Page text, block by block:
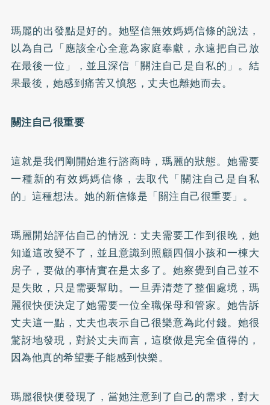
瑪麗的出發點是好的。她堅信無效媽媽信條的說法，
以為自己「應該全心全意為家庭奉獻，永遠把自己放
在最後一位」，並且深信「關注自己是自私的」。結
果最後，她感到痛苦又憤怒，丈夫也離她而去。
關注自己很重要
這就是我們剛開始進行諮商時，瑪麗的狀態。她需要
一種新的有效媽媽信條，去取代「關注自己是自私
的」這種想法。她的新信條是「關注自己很重要」。
瑪麗開始評估自己的情況：丈夫需要工作到很晚，她
知道這改變不了，並且意識到照顧四個小孩和一棟大
房子，要做的事情實在是太多了。她察覺到自己並不
是失敗，只是需要幫助。一旦弄清楚了整個處境，瑪
麗很快便決定了她需要一位全職保母和管家。她告訴
丈夫這一點，丈夫也表示自己很樂意為此付錢。她很
驚訝地發現，對於丈夫而言，這麼做是完全值得的，
因為他真的希望妻子能感到快樂。
瑪麗很快便發現了，當她注意到了自己的需求，對大